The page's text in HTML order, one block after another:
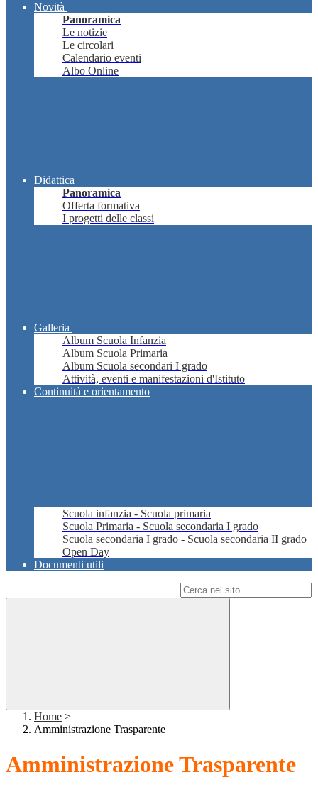
Novità
Panoramica
Le notizie
Le circolari
Calendario eventi
Albo Online
Didattica
Panoramica
Offerta formativa
I progetti delle classi
Galleria
Album Scuola Infanzia
Album Scuola Primaria
Album Scuola secondari I grado
Attività, eventi e manifestazioni d'Istituto
Continuità e orientamento
Scuola infanzia - Scuola primaria
Scuola Primaria - Scuola secondaria I grado
Scuola secondaria I grado - Scuola secondaria II grado
Open Day
Documenti utili
Home >
Amministrazione Trasparente
Amministrazione Trasparente